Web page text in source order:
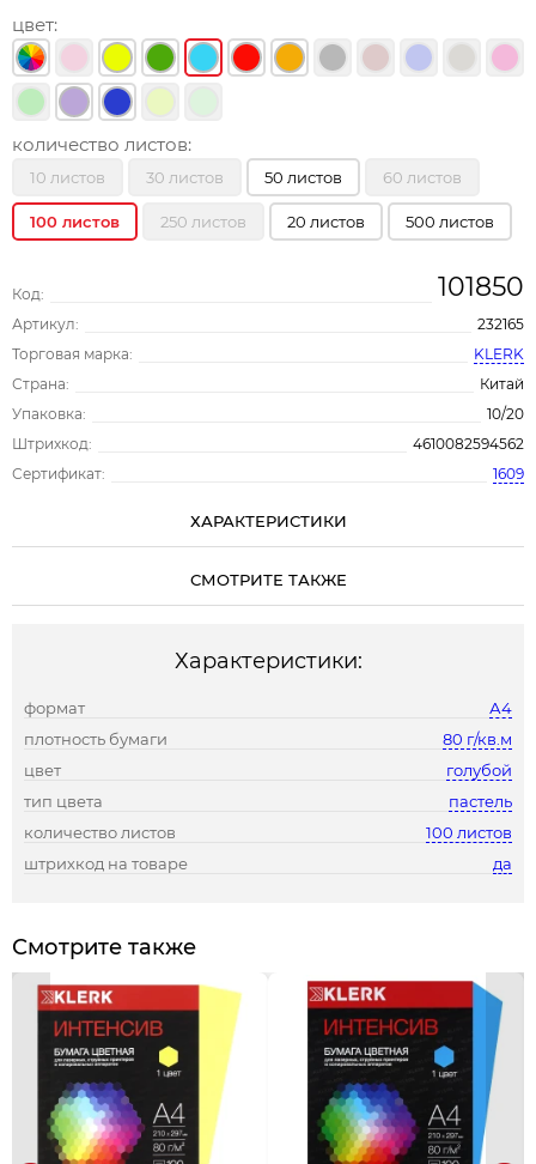
цвет:
количество листов:
10 листов 30 листов 50 листов 60 листов
100 листов 250 листов 20 листов 500 листов
Код: 101850
Артикул:
232165
Торговая марка:
KLERK
Страна:
Китай
Упаковка:
10/20
Штрихкод:
4610082594562
Сертификат:
1609
ХАРАКТЕРИСТИКИ
СМОТРИТЕ ТАКЖЕ
Характеристики:
формат
А4
плотность бумаги
80 г/кв.м
цвет
голубой
тип цвета
пастель
количество листов
100 листов
штрихкод на товаре
да
Смотрите также